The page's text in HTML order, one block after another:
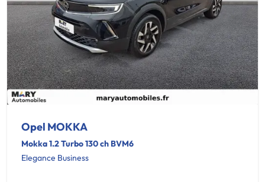
Opel MOKKA
Mokka 1.2 Turbo 130 ch BVM6
Elegance Business